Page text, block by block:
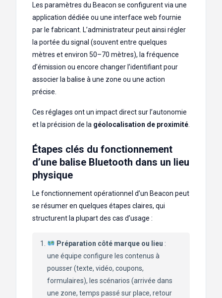
Les paramètres du Beacon se configurent via une
application dédiée ou une interface web fournie
par le fabricant. L’administrateur peut ainsi régler
la portée du signal (souvent entre quelques
mètres et environ 50–70 mètres), la fréquence
d’émission ou encore changer l’identifiant pour
associer la balise à une zone ou une action
précise.
Ces réglages ont un impact direct sur l’autonomie
et la précision de la géolocalisation de proximité
Étapes clés du fonctionnement
d’une balise Bluetooth dans un lieu
physique
Le fonctionnement opérationnel d’un Beacon peut
se résumer en quelques étapes claires, qui
structurent la plupart des cas d’usage :
Préparation côté marque ou lieu :
une équipe configure les contenus à
pousser (texte, vidéo, coupons,
formulaires), les scénarios (arrivée dans
une zone, temps passé sur place, retour